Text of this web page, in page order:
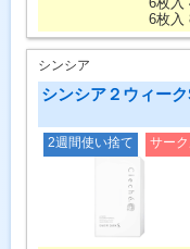
6枚入
6枚入
シンシア
シンシア２ウィー
2週間使い捨て サー